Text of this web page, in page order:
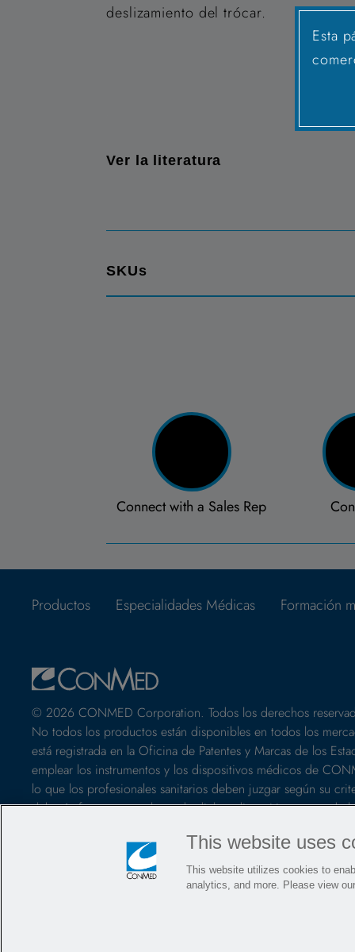
Esta
deslizamiento del trócar.
Ver la literatura
SKUs
Connect with a Sales Rep
Productos Especialidades Médicas Formación
© 2026 CONMED Corporation. Todos los derechos
No todos los productos están disponibles en todos los
está registrada en la Oficina de Patentes y Marcas de los
emplear los instrumentos y los dispositivos médicos de
lo que los profesionales sanitarios deben juzgar según su
deberán formarse en el uso de dichos dispositivos antes de
utilizar cualquier producto CONMED.
Carreras profesionales
This website uses
This website utilizes cookies to
analytics, and more. Please view our